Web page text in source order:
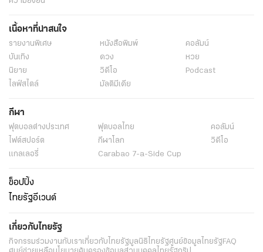
เนื้อหาที่น่าสนใจ
รายงานพิเศษ หนังสือพิมพ์
คอลัมน์
บันเทิง
ดวง
หวย
นิยาย
วิดีโอ
Podcast
ไลฟ์สไตล์
มัลติมีเดีย
กีฬา
ฟุตบอลต่่างประเทศ ฟุตบอลไทย
คอลัมน์
ไฟต์สปอร์ต
กีฬาโลก
วิดีโอ
แกลเลอรี่
Carabao 7-a-Side Cup
ช็อปปิ้ง
ไทยรัฐอีเวนต์
เกี่ยวกับไทยรัฐ
กิจกรรมร่วมงานกับเราเกี่ยวกับไทยรัฐมูลนิธิไทยรัฐศูนย์ข้อมูลไทยรัฐ FAQ